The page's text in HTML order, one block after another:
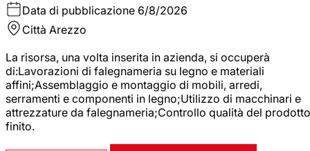
Data di pubblicazione 6/8/2026
Città Arezzo
La risorsa, una volta inserita in azienda, si occuperà
di:Lavorazioni di falegnameria su legno e materiali
affini;Assemblaggio e montaggio di mobili, arredi,
serramenti e componenti in legno;Utilizzo di macchinari e
attrezzature da falegnameria;Controllo qualità del prodotto
finito.